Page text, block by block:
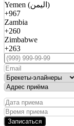
Yemen (اليمن)
+967
Zambia
+260
Zimbabwe
+263
Записаться